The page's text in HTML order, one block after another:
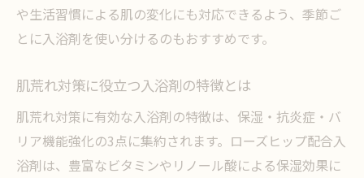
や生活習慣による肌の変化にも対応できるよう、季節ご
とに入浴剤を使い分けるのもおすすめです。
肌荒れ対策に役立つ入浴剤の特徴とは
肌荒れ対策に有効な入浴剤の特徴は、保湿・抗炎症・バ
リア機能強化の3点に集約されます。ローズヒップ配合入
浴剤は、豊富なビタミンやリノール酸による保湿効果に